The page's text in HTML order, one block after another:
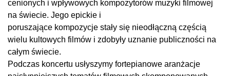
cenionych i wpływowych kompozytorów muzyki filmowej
na świecie. Jego epickie i
poruszające kompozycje stały się nieodłączną częścią
wielu kultowych filmów i zdobyły uznanie publiczności na
całym świecie.
Podczas koncertu usłyszymy fortepianowe aranżacje